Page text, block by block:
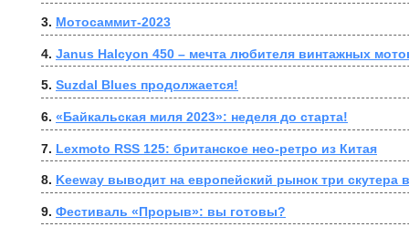
3. Мотосаммит-2023
4. Janus Halcyon 450 – мечта любителя винтажных
5. Suzdal Blues продолжается!
6. «Байкальская миля 2023»: неделя до старта!
7. Lexmoto RSS 125: британское нео-ретро из Китая
8. Keeway выводит на европейский рынок три скутера
9. Фестиваль «Прорыв»: вы готовы?